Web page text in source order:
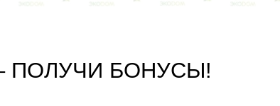
ПОЛУЧИ БОНУСЫ!